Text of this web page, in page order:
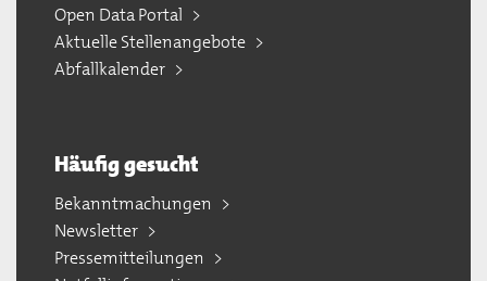
Open Data Portal
Aktuelle Stellenangebote
Abfallkalender
Häufig gesucht
Bekanntmachungen
Newsletter
Pressemitteilungen